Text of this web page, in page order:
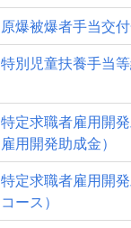
原爆被爆者手当交
特別児童扶養手当
特定求職者雇用開
雇用開発助成金）
特定求職者雇用開
コース）